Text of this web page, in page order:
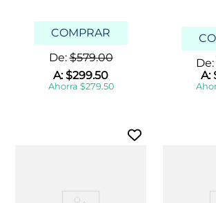
COMPRAR
De:$579.00
A:$299.50
Ahorra $279.50
De:
A: